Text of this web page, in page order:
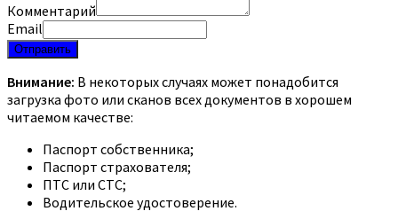
Комментарий
Email
Отправить
Внимание: В некоторых случаях может понадобится
загрузка фото или сканов всех документов в хорошем
читаемом качестве:
Паспорт собственника;
Паспорт страхователя;
ПТС или СТС;
Водительское удостоверение.